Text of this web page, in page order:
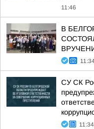
11:46
В
СУ СК
11:34